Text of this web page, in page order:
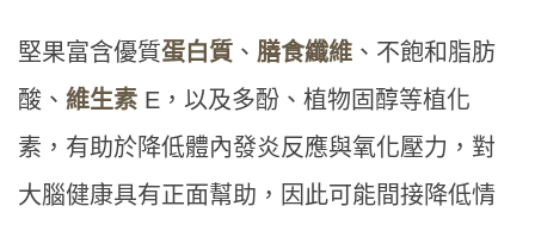
堅果富含優質蛋白質 、 膳食纖維 、不飽和脂肪
酸、 維生素 E，以及多酚、植物固醇等植化
素，有助於降低體內發炎反應與氧化壓力，對
大腦健康具有正面幫助，因此可能間接降低情